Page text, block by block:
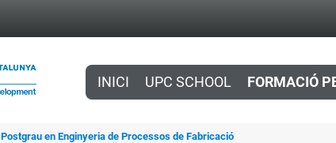
INICI UPC SCHOOL FORMACIÓ
Postgrau en Enginyeria de Processos de Fabricació